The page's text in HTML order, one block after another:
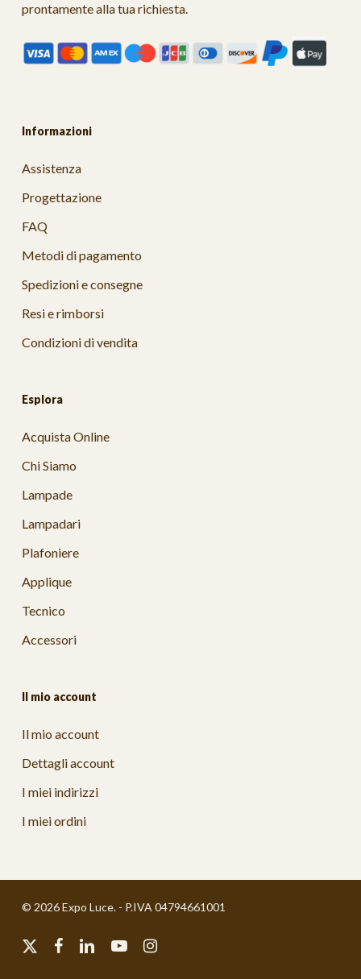
prontamente alla tua richiesta.
Informazioni
Assistenza
Progettazione
FAQ
Metodi di pagamento
Spedizioni e consegne
Resi e rimborsi
Condizioni di vendita
Esplora
Acquista Online
Chi Siamo
Lampade
Lampadari
Plafoniere
Applique
Tecnico
Accessori
Il mio account
Il mio account
Dettagli account
I miei indirizzi
I miei ordini
© 2026 Expo Luce. - P.IVA 04794661001
x-
facebooklinkedinyoutubeinstagram